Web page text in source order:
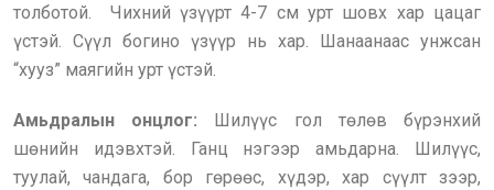
толботой. Чихний үзүүрт 4-7 см урт шовх хар цацаг
үстэй. Сүүл богино үзүүр нь хар. Шанаанаас унжсан
“хууз” маягийн урт үстэй.
Амьдралын онцлог: Шилүүс гол төлөв бүрэнхий
шөнийн идэвхтэй. Ганц нэгээр амьдарна. Шилүүс,
туулай, чандага, бор гөрөөс, хүдэр, хар сүүлт зээр,